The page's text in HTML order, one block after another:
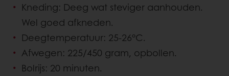
Kneding: Deeg wat steviger aanhouden.
Wel goed afkneden.
Deegtemperatuur: 25-26°C.
Afwegen: 225/450 gram, opbollen.
Bolrijs: 20 minuten.